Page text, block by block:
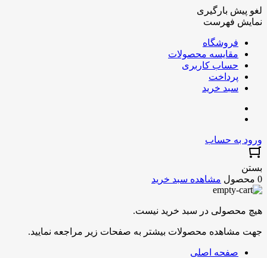
لغو پیش بارگیری
نمایش فهرست
فروشگاه
مقایسه محصولات
حساب کاربری
پرداخت
سبد خرید
ورود به حساب
بستن
0 محصول
مشاهده سبد خرید
هیچ محصولی در سبد خرید نیست.
جهت مشاهده محصولات بیشتر به صفحات زیر مراجعه نمایید.
صفحه اصلی